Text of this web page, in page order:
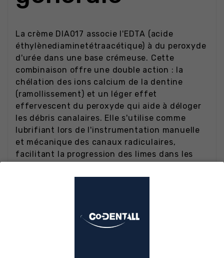
La crème DIA017 associe l'EDTA (acide
éthylènediaminetétraacétique) à du peroxyde
d'urée dans une base crémeuse. Cette
combinaison offre une double action : la
chélation des ions calcium de la dentine
(ramollissement) et un léger effet
effervescent du peroxyde qui aide à déloger
les débris canalaires. Elle s'utilise comme
lubrifiant lors de l'instrumentation manuelle
et mécanique des canaux radiculaires,
facilitant la progression des limes dans les
Indications